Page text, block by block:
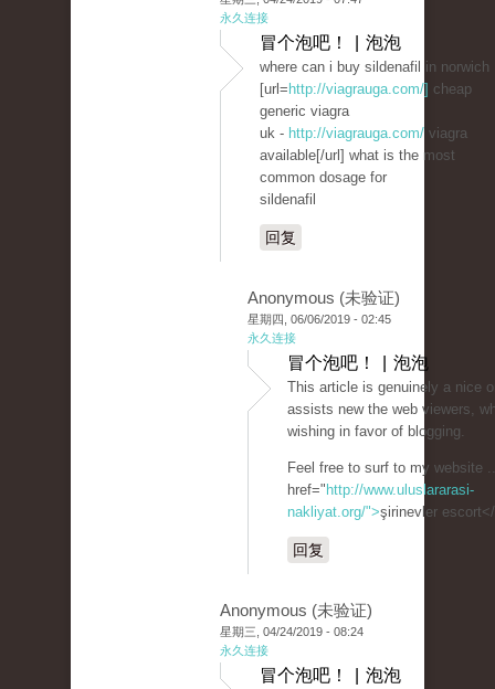
永久连接
冒个泡吧！ | 泡泡
where can i buy sildenafil in norwich
[url= http://viagrauga.com/] cheap
generic viagra
uk - http://viagrauga.com/ viagra
available[/url] what is the most
common dosage for
sildenafil
回复
Anonymous (未验证)
星期四, 06/06/2019 - 02:45
永久连接
冒个泡吧！ | 泡泡
This article is genuinely a nice
assists new the web viewers,
wishing in favor of blogging.
Feel free to surf to my website
href=" http://www.uluslararasi-
nakliyat.org/">şirinevler
回复
Anonymous (未验证)
星期三, 04/24/2019 - 08:24
永久连接
冒个泡吧！ | 泡泡